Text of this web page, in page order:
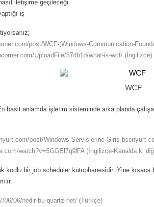
iletişime geçileceği
iş
post/WCF-(Windows-Communication-
UploadFile/37db1d/what-is-wcf/(İngilizce)
WCF
basit anlamda işletim sisteminde arka planda
post/Windows-Servislerine-Giris-bsenyurt-
watch?v=5GGEl7q9lFA(İngilizce-Kanalda ki
kodlu bir job scheduler kütüphanesidir. Yine kısaca
06/06/nedir-bu-quartz-net/(Türkçe)